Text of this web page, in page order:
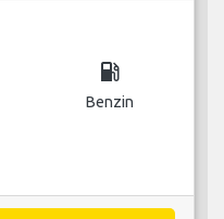
local_gas_station
Benzin